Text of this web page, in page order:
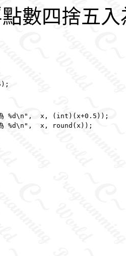
數四捨五
%d\n",  x, (int)(x+0.5));
%d\n",  x, round(x));